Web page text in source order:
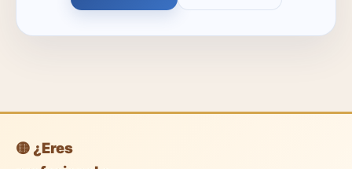
🟡 ¿Eres